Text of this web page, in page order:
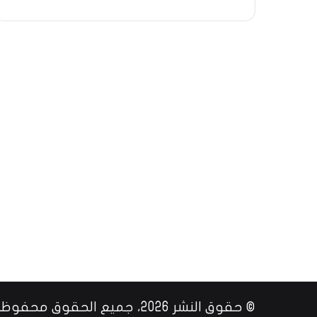
© حقوق النشر 2026، جميع الحقوق محفوظة |